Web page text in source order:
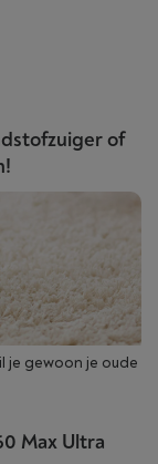
of
gewoon je oude
Max Ultra